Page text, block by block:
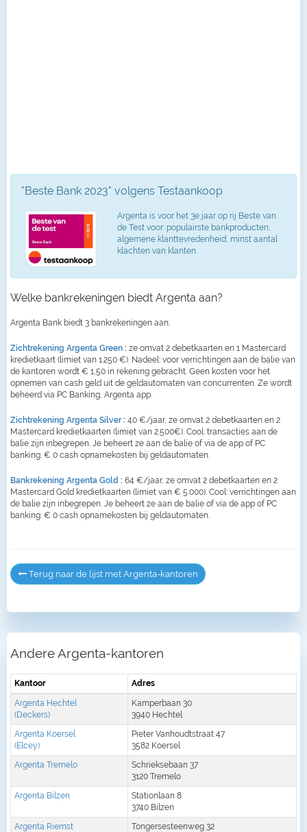
"Beste Bank 2023" volgens Testaankoop
Argenta is voor het 3e jaar op rij Beste van
de Test voor: populairste bankproducten,
algemene klanttevredenheid, minst aantal
klachten van klanten.
Welke bankrekeningen biedt Argenta aan?
Argenta Bank biedt 3 bankrekeningen aan:
Zichtrekening Argenta Green : ze omvat 2 debetkaarten en 1 Mastercard
kredietkaart (limiet van 1.250 €). Nadeel: voor verrichtingen aan de balie van
de kantoren wordt € 1,50 in rekening gebracht. Geen kosten voor het
opnemen van cash geld uit de geldautomaten van concurrenten. Ze wordt
beheerd via PC Banking, Argenta app.
Zichtrekening Argenta Silver: 40 €/jaar, ze omvat 2 debetkaarten en 2
Mastercard kredietkaarten (limiet van 2.500€). Cool: transacties aan de
balie zijn inbegrepen. Je beheert ze aan de balie of via de app of PC
banking. € 0 cash opnamekosten bij geldautomaten.
Bankrekening Argenta Gold : 64 €/jaar, ze omvat 2 debetkaarten en 2
Mastercard Gold kredietkaarten (limiet van € 5.000). Cool: verrichtingen aan
de balie zijn inbegrepen. Je beheert ze aan de balie of via de app of PC
banking. € 0 cash opnamekosten bij geldautomaten.
Terug naar de lijst met Argenta-kantoren
Andere Argenta-kantoren
Kantoor Adres
Argenta Hechtel
(Deckers)
Kamperbaan 30
3940 Hechtel
Argenta Koersel
(Elcey)
Pieter Vanhoudtstraat 47
3582 Koersel
Argenta Tremelo
Schrieksebaan 37
3120 Tremelo
Argenta Bilzen
Stationlaan 8
3740 Bilzen
Argenta Riemst
Tongersesteenweg 32